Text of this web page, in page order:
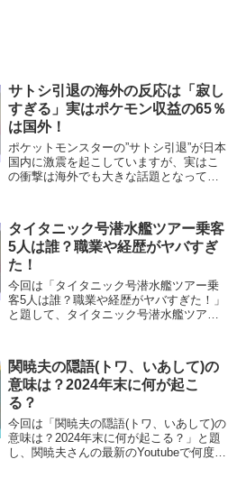
サトシ引退の海外の反応は「寂し
すぎる」実はポケモン収益の65％
は国外！
ポケットモンスターの”サトシ引退”が日本
国内に激震を起こしていますが、実はこ
の衝撃は海外でも大きな話題となってい
反応はどんな感じなのでしょうか？
Twit...
タイタニック号潜水艦ツアー乗客
5人は誰？職業や経歴がヤバすぎ
た！
今回は「タイタニック号潜水艦ツアー乗
客5人は誰？職業や経歴がヤバすぎた！」
と題して、タイタニック号潜水艦ツアー
関暁夫の隠語(トワ、いあして)の
意味は？2024年末に何が起こ
る？
今回は「関暁夫の隠語(トワ、いあして)の
意味は？2024年末に何が起こる？」と題
し、関暁夫さんの最新のYoutubeで何度も